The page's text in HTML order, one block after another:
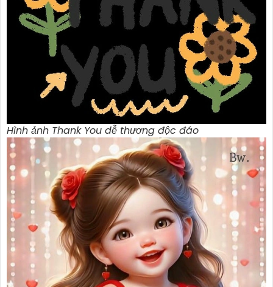
Hình ảnh Thank You dễ thương độc đáo